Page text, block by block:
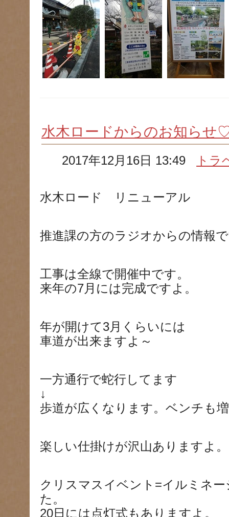
水木ロードからのお知ら
2017年12月16日 13:49 トラ
水木ロード リニューアル
推進課の方のラジオからの情報
工事は全線で開催中です。
来年の7月には完成ですよ。
年が開けて3月くらいには
車道が出来ますよ～
一方通行で蛇行してます
↓
歩道が広くなります。ベンチも
楽しい仕掛けが沢山ありますよ。
クリスマスイベント=イルミネ
た。
20日には点灯式もありますよ。